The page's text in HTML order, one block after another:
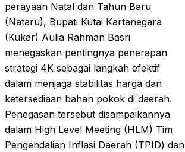
perayaan Natal dan Tahun Baru
(Nataru), Bupati Kutai Kartanegara
(Kukar) Aulia Rahman Basri
menegaskan pentingnya penerapan
strategi 4K sebagai langkah efektif
dalam menjaga stabilitas harga dan
ketersediaan bahan pokok di daerah.
Penegasan tersebut disampaikannya
dalam High Level Meeting (HLM) Tim
Pengendalian Inflasi Daerah (TPID) dan